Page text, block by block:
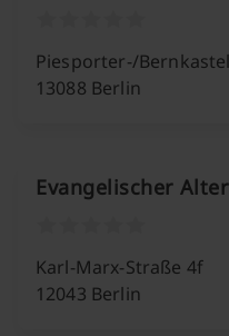
Piesporter-/
13088 Berlin
Evangelischer
Karl-Marx-Straße 4f
12043 Berlin